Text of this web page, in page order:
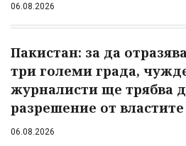
06.08.2026
Пакистан: за да
три големи града,
журналисти ще трябва
разрешение от властите
06.08.2026